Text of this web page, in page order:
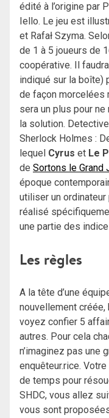
édité à l’origine par
Iello. Le jeu est
et Rafał Szyma.
de 1 à 5 joueurs de
coopérative. Il
indiqué sur la boîte)
de façon morcelées
sera un plus pour
la solution.
Sherlock Holmes :
lequel Cyrus et Le
de Sortons le Grand
époque
utiliser un
réalisé
une partie des
Les règles
A la tête d’une
nouvellement créée,
voyez confier 5
autres. Pour cela
n’imaginez pas une
enquêteur.rice.
de temps pour
SHDC, vous allez
vous sont